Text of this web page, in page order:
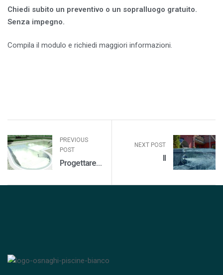
Chiedi subito un preventivo o un sopralluogo gratuito.
Senza impegno.
Compila il modulo e richiedi maggiori informazioni.
PREVIOUS
POST
Progettare
interrata
NEXT POST